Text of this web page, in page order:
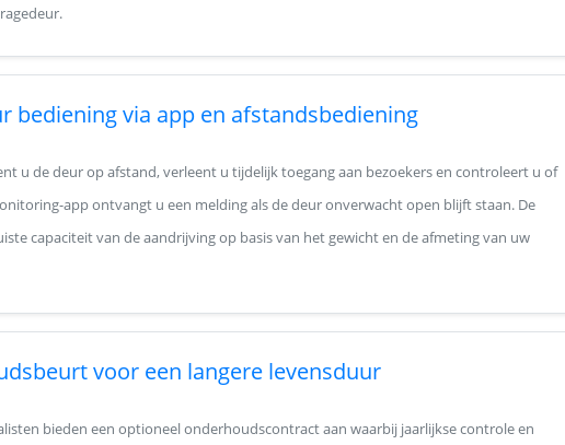
bediening via app en afstandsbediening
u de deur op afstand, verleent u tijdelijk toegang aan bezoekers en controleert u of
app ontvangt u een melding als de deur onverwacht open blijft staan. De
capaciteit van de aandrijving op basis van het gewicht en de afmeting van uw
voor een langere levensduur
bieden een optioneel onderhoudscontract aan waarbij jaarlijkse controle en